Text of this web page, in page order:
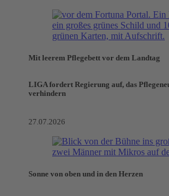
Mit leerem Pflegebett vor dem Landtag
LIGA fordert Regierung auf, das
verhindern
27.07.2026
Sonne von oben und in den Herzen